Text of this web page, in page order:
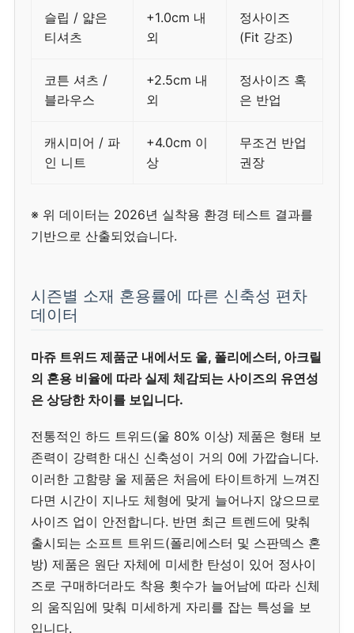
슬립 / 얇은
티셔츠
+1.0cm 내
외
정사이즈
(Fit 강조)
코튼 셔츠 /
블라우스
+2.5cm 내
외
정사이즈 혹
은 반업
캐시미어 / 파
인 니트
+4.0cm 이
상
무조건 반업
권장
※ 위 데이터는 2026년 실착용 환경 테스트 결과를
기반으로 산출되었습니다.
시즌별 소재 혼용률에 따른 신축성 편차
데이터
마쥬 트위드 제품군 내에서도 울, 폴리에스터, 아크릴
의 혼용 비율에 따라 실제 체감되는 사이즈의 유연성
은 상당한 차이를 보입니다.
전통적인 하드 트위드(울 80% 이상) 제품은 형태 보
존력이 강력한 대신 신축성이 거의 0에 가깝습니다.
이러한 고함량 울 제품은 처음에 타이트하게 느껴진
다면 시간이 지나도 체형에 맞게 늘어나지 않으므로
사이즈 업이 안전합니다. 반면 최근 트렌드에 맞춰
출시되는 소프트 트위드(폴리에스터 및 스판덱스 혼
방) 제품은 원단 자체에 미세한 탄성이 있어 정사이
즈로 구매하더라도 착용 횟수가 늘어남에 따라 신체
의 움직임에 맞춰 미세하게 자리를 잡는 특성을 보
입니다.